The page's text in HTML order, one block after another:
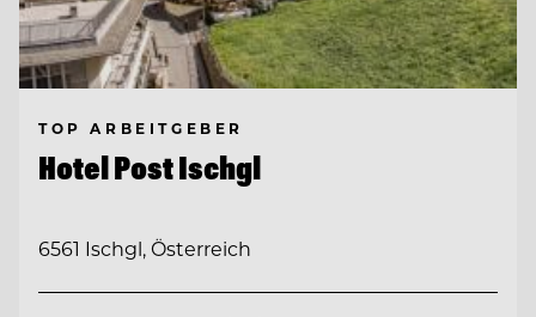
TOP ARBEITGEBER
Hotel Post Ischgl
6561 Ischgl, Österreich